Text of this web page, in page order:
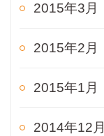
2015年3月
2015年2月
2015年1月
2014年12月